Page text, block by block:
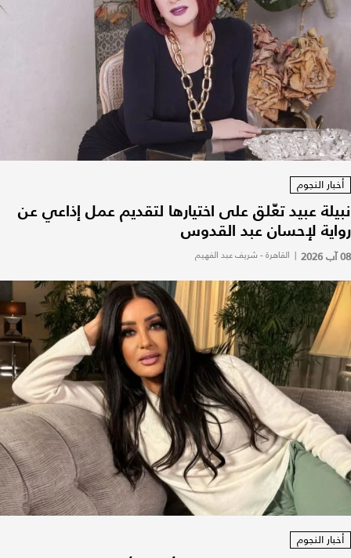
أخبار النجوم
نبيلة عبيد تعّلق على اختيارها لتقديم عمل إذاعي عن
رواية لإحسان عبد القدوس
08 آب 2026 | القاهرة - شريف عبد الفهيم
أخبار النجوم